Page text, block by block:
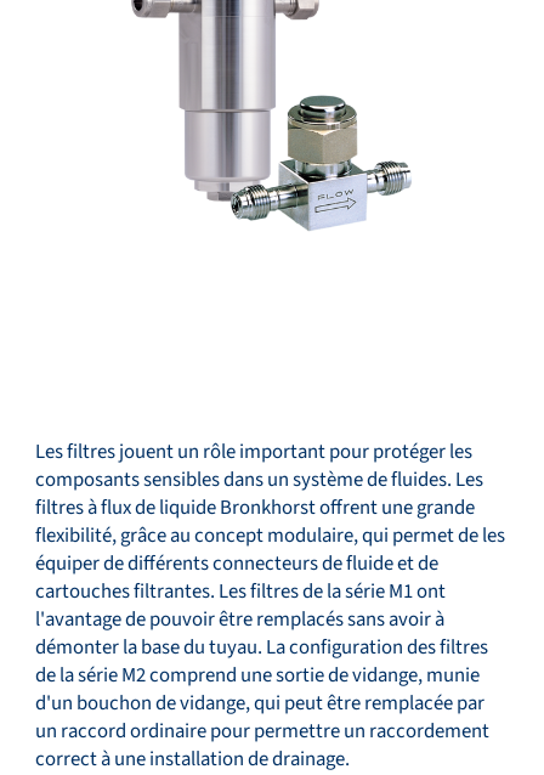
Bronkhorst
Les filtres jouent un rôle important pour protéger les
composants sensibles dans un système de fluides. Les
filtres à flux de liquide Bronkhorst offrent une grande
flexibilité, grâce au concept modulaire, qui permet de les
équiper de différents connecteurs de fluide et de
cartouches filtrantes. Les filtres de la série M1 ont
l'avantage de pouvoir être remplacés sans avoir à
démonter la base du tuyau. La configuration des filtres
de la série M2 comprend une sortie de vidange, munie
d'un bouchon de vidange, qui peut être remplacée par
un raccord ordinaire pour permettre un raccordement
correct à une installation de drainage.